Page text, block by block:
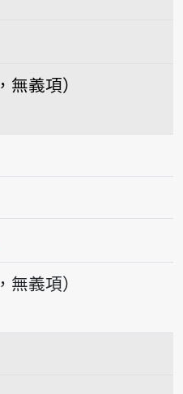
無義項）
音讀phû-hiān
無義項）